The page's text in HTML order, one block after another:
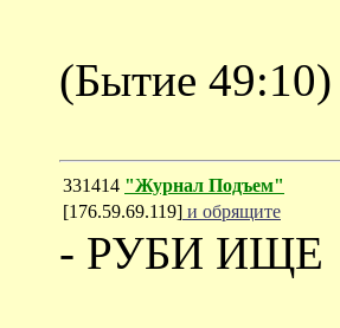
(Бытие 49:10)
331414 "Журнал Подъем"
[176.59.69.119] и обрящите
- РУБИ ИЩЕ